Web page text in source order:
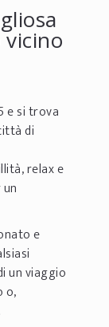
vicino
e si trova
di
relax e
e
un viaggio
o,